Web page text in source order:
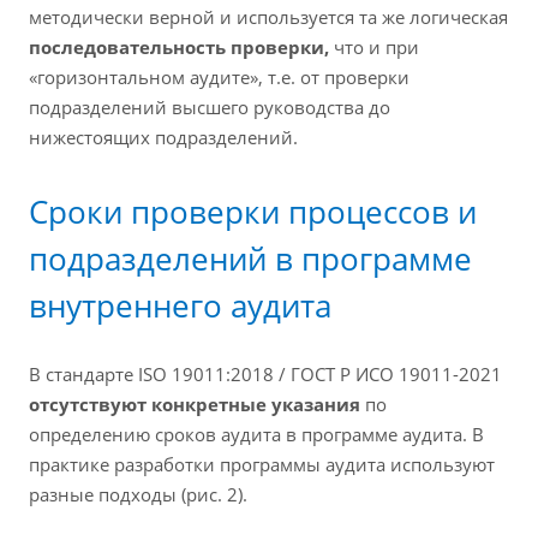
методически верной и используется та же логическая
последовательность проверки, что и при
«горизонтальном аудите», т.е. от проверки
подразделений высшего руководства до
нижестоящих подразделений.
Сроки проверки процессов и
подразделений в программе
внутреннего аудита
В стандарте ISO 19011:2018 / ГОСТ Р ИСО 19011-2021
отсутствуют конкретные указания по
определению сроков аудита в программе аудита. В
практике разработки программы аудита используют
разные подходы (рис. 2).